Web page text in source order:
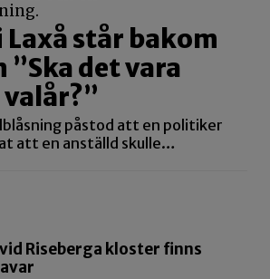
Laxå står bakom
”Ska det vara
påstod att en politiker
att en anställd skulle…
Riseberga kloster finns